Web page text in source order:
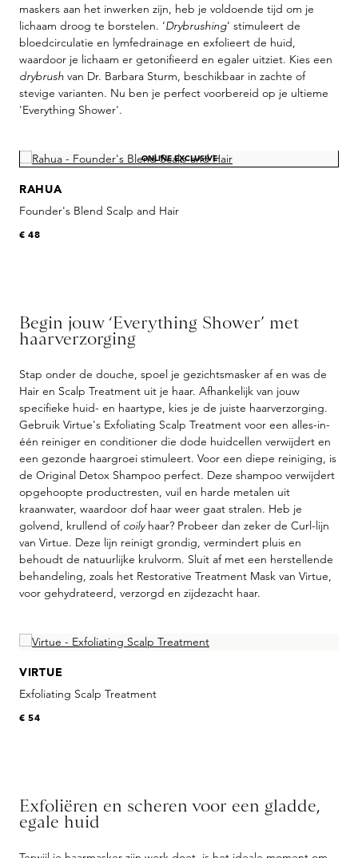
maskers aan het inwerken zijn, heb je voldoende tijd om je
lichaam droog te borstelen. ‘Drybrushing’ stimuleert de
bloedcirculatie en lymfedrainage en exfolieert de huid,
waardoor je lichaam er getonifieerd en egaler uitziet. Kies een
drybrush van Dr. Barbara Sturm, beschikbaar in zachte of
stevige varianten. Nu ben je perfect voorbereid op je ultieme
'Everything Shower'.
Skip product gallery ONLINE EXCLUSIVE
RAHUA
Founder's Blend Scalp and Hair
€ 48
Begin jouw ‘Everything Shower’ met
haarverzorging
Stap onder de douche, spoel je gezichtsmasker af en was de
Hair en Scalp Treatment uit je haar. Afhankelijk van jouw
specifieke huid- en haartype, kies je de juiste haarverzorging.
Gebruik Virtue's Exfoliating Scalp Treatment voor een alles-in-
één reiniger en conditioner die dode huidcellen verwijdert en
een gezonde haargroei stimuleert. Voor een diepe reiniging, is
de Original Detox Shampoo perfect. Deze shampoo verwijdert
opgehoopte productresten, vuil en harde metalen uit
kraanwater, waardoor dof haar weer gaat stralen. Heb je
golvend, krullend of coilyhaar? Probeer dan zeker de Curl-lijn
van Virtue. Deze lijn reinigt grondig, vermindert pluis en
behoudt de natuurlijke krulvorm. Sluit af met een herstellende
behandeling, zoals het Restorative Treatment Mask van Virtue,
voor gehydrateerd, verzorgd en zijdezacht haar.
Skip product gallery
VIRTUE
Exfoliating Scalp Treatment
€ 54
Exfoliëren en scheren voor een gladde,
egale huid